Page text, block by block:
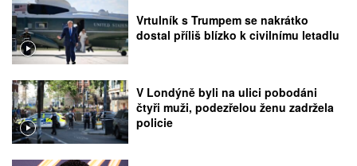
Vrtulník s Trumpem se nakrátko
dostal příliš blízko k civilnímu letadlu
V Londýně byli na ulici pobodáni
čtyři muži, podezřelou ženu zadržela
policie